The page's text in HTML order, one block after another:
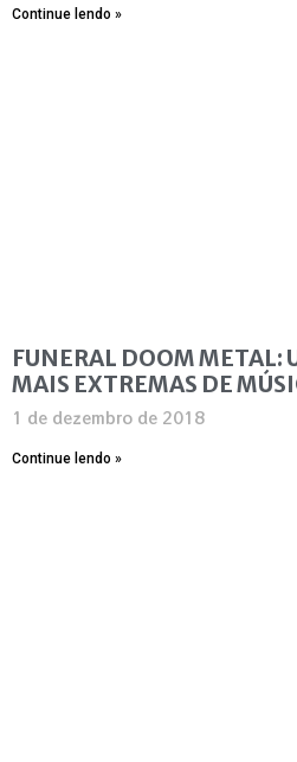
Continue lendo »
FUNERAL DOOM METAL:
MAIS EXTREMAS DE
1 de dezembro de 2018
Continue lendo »